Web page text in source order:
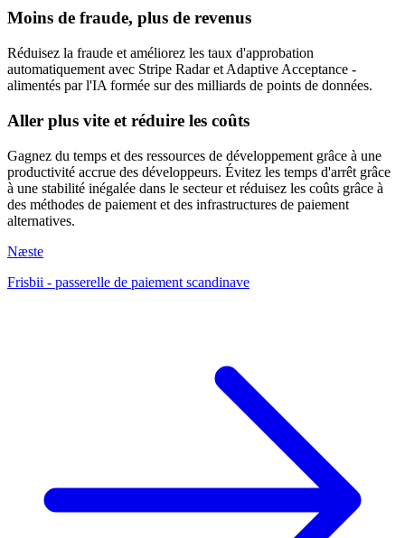
Moins de fraude, plus de revenus
Réduisez la fraude et améliorez les taux d'approbation
automatiquement avec Stripe Radar et Adaptive Acceptance -
alimentés par l'IA formée sur des milliards de points de données.
Aller plus vite et réduire les coûts
Gagnez du temps et des ressources de développement grâce à une
productivité accrue des développeurs. Évitez les temps d'arrêt grâce
à une stabilité inégalée dans le secteur et réduisez les coûts grâce à
des méthodes de paiement et des infrastructures de paiement
alternatives.
Næste
Frisbii - passerelle de paiement scandinave